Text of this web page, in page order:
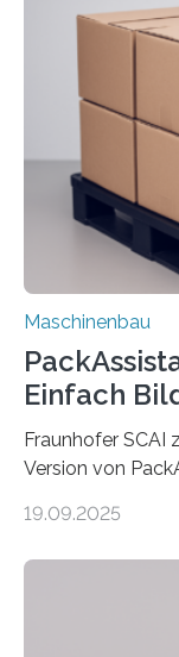
anderen
umzurüsten ist
Maschine faltet
Landkarten und
Exemplare pro
Auftrag kann das
Maschinenbau
Einfach
Fraunhofer SCAI
Version von
Automobil,
Teile als eine
der Benutzer
über die
19.09.2025